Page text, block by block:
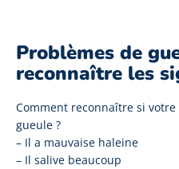
Problèmes de
reconnaître les
Comment reconnaître si
gueule ?
– Il a mauvaise haleine
– Il salive beaucoup